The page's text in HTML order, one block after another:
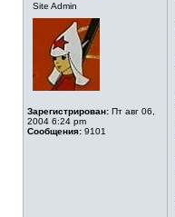
Site Admin
Зарегистрирован: Пт авг 06,
2004 6:24 pm
Сообщения: 9101